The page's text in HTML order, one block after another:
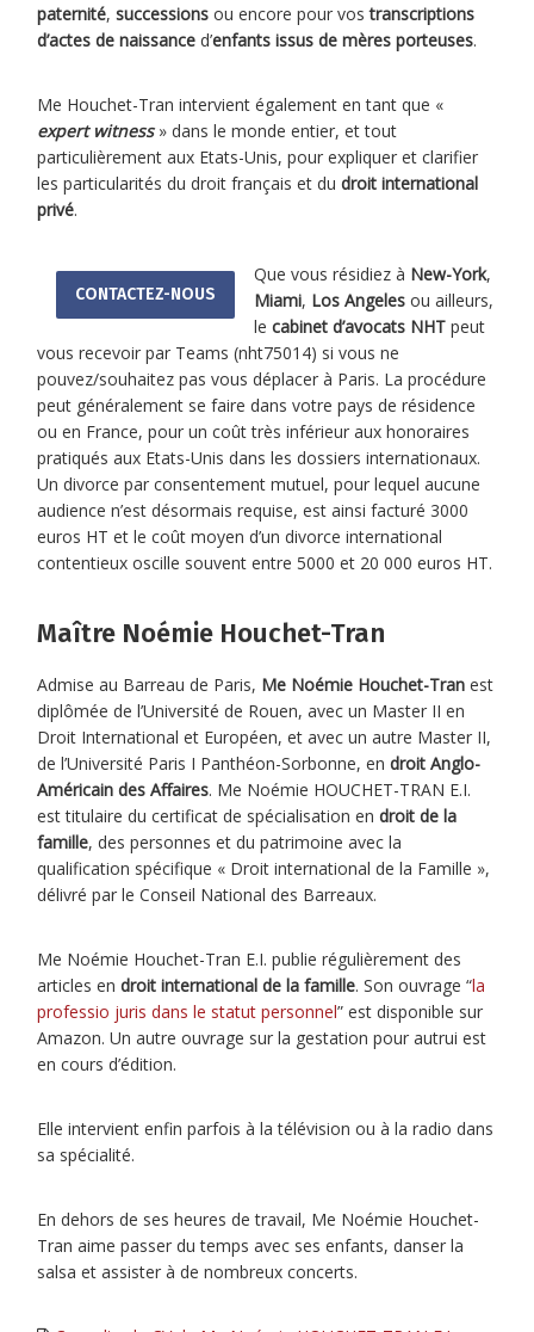
paternité,successions ou encore pour vostranscriptions
d’actes de naissance d’enfants issus de mères porteuses.
Me Houchet-Tran intervient également en tant que «
expert witness» dans le monde entier, et tout
particulièrement aux Etats-Unis, pour expliquer et clarifier
les particularités du droit français et dudroit international
privé.
CONTACTEZ-NOUS
Que vous résidiez à New-York,
Miami, Los Angeles ou ailleurs,
lecabinet d’avocats NHT peut
vous recevoir par Teams (nht75014) si vous ne
pouvez/souhaitez pas vous déplacer à Paris. La procédure
peut généralement se faire dans votre pays de résidence
ou en France, pour un coût très inférieur aux honoraires
pratiqués aux Etats-Unis dans les dossiers internationaux.
Un divorce par consentement mutuel, pour lequel aucune
audience n’est désormais requise, est ainsi facturé 3000
euros HT et le coût moyen d’un divorce international
contentieux oscille souvent entre 5000 et 20 000 euros HT.
Maître Noémie Houchet-Tran
Admise au Barreau de Paris, Me Noémie Houchet-Tran est
diplômée de l’Université de Rouen, avec un Master II en
Droit International et Européen, et avec un autre Master II,
de l’Université Paris I Panthéon-Sorbonne, endroit Anglo-
Américain des Affaires. Me Noémie HOUCHET-TRAN E.I.
est titulaire du certificat de spécialisation endroit de la
famille, des personnes et du patrimoine avec la
qualification spécifique « Droit international de la Famille »,
délivré par le Conseil National des Barreaux.
Me Noémie Houchet-Tran E.I. publie régulièrement des
articles endroit international de la famille. Son ouvrage “la
professio juris dans le statut personnel” est disponible sur
Amazon. Un autre ouvrage sur la gestation pour autrui est
en cours d’édition.
Elle intervient enfin parfois à la télévision ou à la radio dans
sa spécialité.
En dehors de ses heures de travail, Me Noémie Houchet-
Tran aime passer du temps avec ses enfants, danser la
salsa et assister à de nombreux concerts.